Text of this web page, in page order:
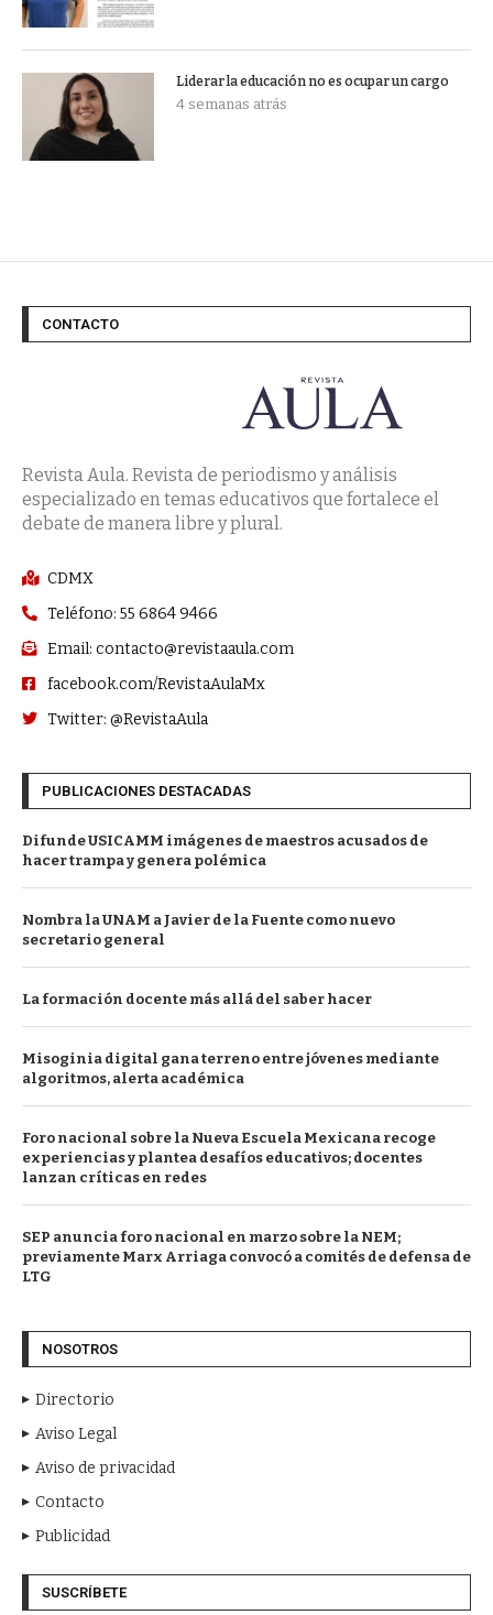
Liderar la educación no es ocupar un cargo
4 semanas atrás
CONTACTO
Revista Aula. Revista de periodismo y análisis
especializado en temas educativos que fortalece el
debate de manera libre y plural.
CDMX
Teléfono: 55 6864 9466
Email: contacto@revistaaula.com
facebook.com/RevistaAulaMx
Twitter: @RevistaAula
PUBLICACIONES DESTACADAS
Difunde USICAMM imágenes de maestros acusados de
hacer trampa y genera polémica
Nombra la UNAM a Javier de la Fuente como nuevo
secretario general
La formación docente más allá del saber hacer
Misoginia digital gana terreno entre jóvenes mediante
algoritmos, alerta académica
Foro nacional sobre la Nueva Escuela Mexicana recoge
experiencias y plantea desafíos educativos; docentes
lanzan críticas en redes
SEP anuncia foro nacional en marzo sobre la NEM;
previamente Marx Arriaga convocó a comités de defensa de
LTG
NOSOTROS
Directorio
Aviso Legal
Aviso de privacidad
Contacto
Publicidad
SUSCRÍBETE